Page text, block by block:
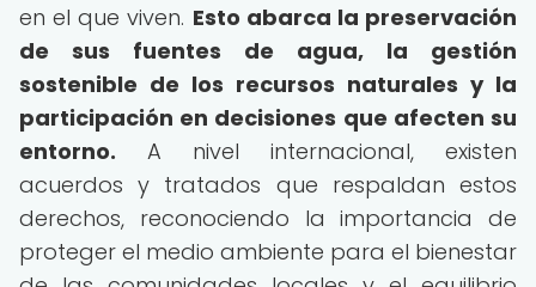
en el que viven. Esto abarca la preservación
de sus fuentes de agua, la gestión
sostenible de los recursos naturales y la
participación en decisiones que afecten su
entorno. A nivel internacional, existen
acuerdos y tratados que respaldan estos
derechos, reconociendo la importancia de
proteger el medio ambiente para el bienestar